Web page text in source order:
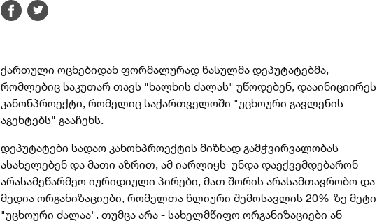
ქართული ოცნებიდან ფორმალურად წასულმა დეპუტატებმა,
რომლებიც საკუთარ თავს "ხალხის ძალას" უწოდებენ, დააინიციირეს
კანონპროექტი, რომელიც საქართველოში "უცხოური გავლენის
აგენტებს" გააჩენს.
დეპუტატები სადაო კანონპროექტის მიზნად გამჭვირვალობას
ასახელებენ და მათი აზრით, ამ იარლიყს უნდა დაექვემდებარონ
არასამეწარმეო იურიდიული პირები, მათ შორის არასამთავრობო და
მედია ორგანიზაციები, რომელთა წლიური შემოსავლის 20%-ზე მეტი
"უცხოური ძალაა". თუმცა არა - სახელმწიფო ორგანიზაციები ან